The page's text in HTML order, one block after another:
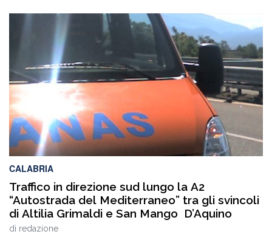
CALABRIA
Traffico in direzione sud lungo la A2
“Autostrada del Mediterraneo” tra gli svincoli
di Altilia Grimaldi e San Mango D’Aquino
di redazione